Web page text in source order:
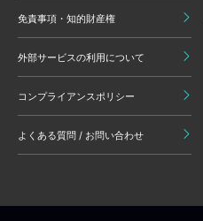
免責事項・知的財産権
外部サービスの利用について
コンプライアンスポリシー
よくある質問 / お問い合わせ